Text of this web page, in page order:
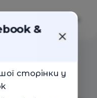
&
сторінки у